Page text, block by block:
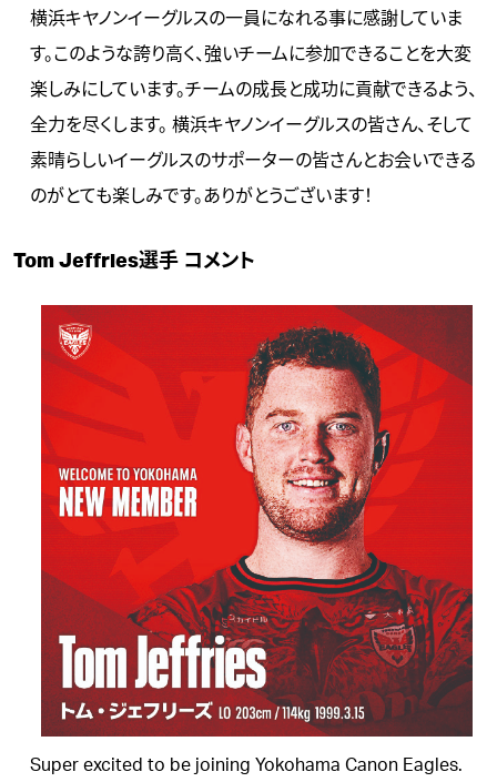
横浜キヤノンイーグルスの一員になれる事に感謝していま
す。このような誇り高く、強いチームに参加できることを大変
楽しみにしています。チームの成長と成功に貢献できるよう、
全力を尽くします。 横浜キヤノンイーグルスの皆さん、そして
素晴らしいイーグルスのサポーターの皆さんとお会いできる
のがとても楽しみです。ありがとうございます！
Tom Jeffries選手 コメント
Super excited to be joining Yokohama Canon Eagles.